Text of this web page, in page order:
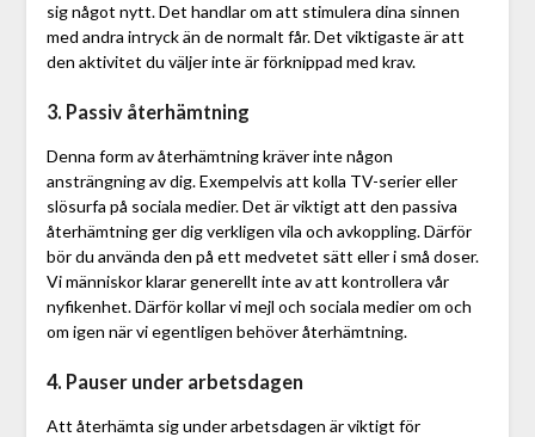
sig något nytt. Det handlar om att stimulera dina sinnen
med andra intryck än de normalt får. Det viktigaste är att
den aktivitet du väljer inte är förknippad med krav.
3. Passiv återhämtning
Denna form av återhämtning kräver inte någon
ansträngning av dig. Exempelvis att kolla TV-serier eller
slösurfa på sociala medier. Det är viktigt att den passiva
återhämtning ger dig verkligen vila och avkoppling. Därför
bör du använda den på ett medvetet sätt eller i små doser.
Vi människor klarar generellt inte av att kontrollera vår
nyfikenhet. Därför kollar vi mejl och sociala medier om och
om igen när vi egentligen behöver återhämtning.
4. Pauser under arbetsdagen
Att återhämta sig under arbetsdagen är viktigt för